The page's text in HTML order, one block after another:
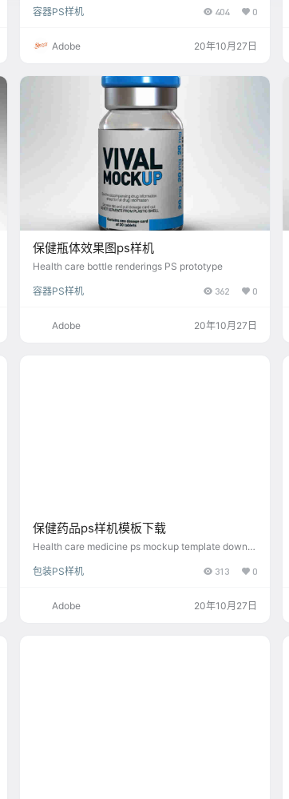
容器PS样机 404 0
Adobe 20年10月27日
保健瓶体效果图ps样机
Health care bottle renderings PS prototype
容器PS样机 362 0
Adobe 20年10月27日
保健药品ps样机模板下载
Health care medicine ps mockup template downlo
包装PS样机
313 0
Adobe 20年10月27日